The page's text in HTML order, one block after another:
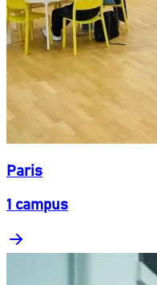
Paris
1 campus